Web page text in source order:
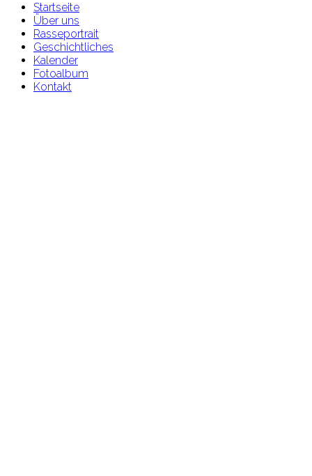
Startseite
Über uns
Rasseportrait
Geschichtliches
Kalender
Fotoalbum
Kontakt